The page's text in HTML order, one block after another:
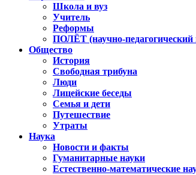
Школа и вуз
Учитель
Реформы
ПОЛЁТ (научно-педагогический
Общество
История
Свободная трибуна
Люди
Лицейские беседы
Семья и дети
Путешествие
Утраты
Наука
Новости и факты
Гуманитарные науки
Естественно-математические